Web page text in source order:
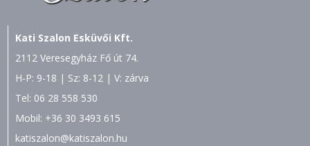
Kati Szalon Esküvői Kft.
2112 Veresegyház Fő út 74.
H-P: 9-18 | Sz: 8-12 | V: zárva
Tel: 06 28 558 530
Mobil: +36 30 3493 615
katiszalon@katiszalon.hu